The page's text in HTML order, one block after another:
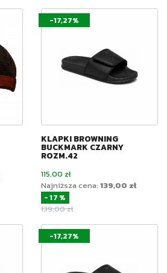
KLAPKI BROWNING
BUCKMARK CZARNY
ROZM.42
Cena
115,00 zł
Najniższa cena: 139,00 zł
-17%
Cena podstawowa
139,00 zł
-17,27%
-17,27%